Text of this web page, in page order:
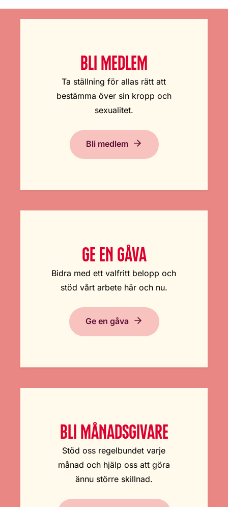
BLI MEDLEM
Ta ställning för allas rätt att
bestämma över sin kropp och
sexualitet.
Bli medlem
GE EN GÅVA
Bidra med ett valfritt belopp och
stöd vårt arbete här och nu.
Ge en gåva
BLI MÅNADSGIVARE
Stöd oss regelbundet varje
månad och hjälp oss att göra
ännu större skillnad.